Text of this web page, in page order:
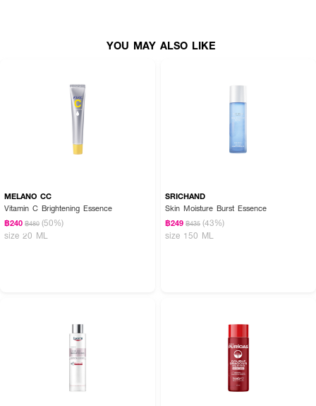
YOU MAY ALSO LIKE
MELANO CC
Vitamin C Brightening Essence
฿240 ฿480 (50%)
size 20 ML
SRICHAND
Skin Moisture Burst Essence
฿249 ฿435 (43%)
size 150 ML